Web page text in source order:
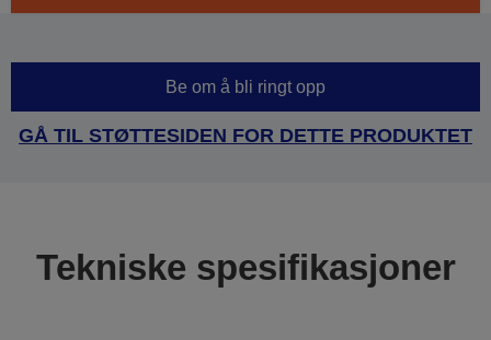
Be om å bli ringt opp
GÅ TIL STØTTESIDEN FOR DETTE PRODUKTET
Tekniske spesifikasjoner